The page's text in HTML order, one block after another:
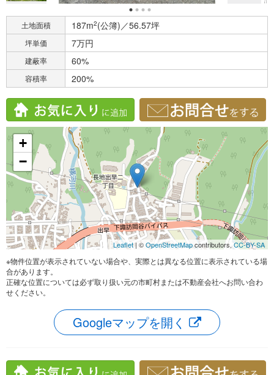
土地面積 187m2(公簿)／56.57坪
坪単価 7万円
建蔽率 60%
容積率 200%
+
−
Leaflet| ©OpenStreetMapcontributors,CC-BY-SA
※物件位置が表示されていない場合や、実際とは異なる位置に表示されている場
合があります。
正確な位置については必ず取り扱い元の市町村または不動産会社へお問い合わ
せください。
Googleマップを開く